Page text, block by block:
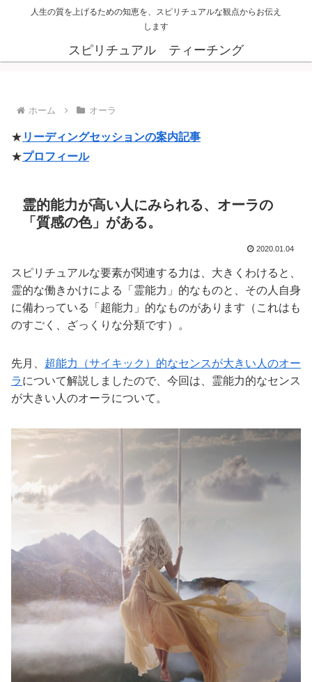
人生の質を上げるための知恵を、スピリチュアルな観点からお伝え
します
スピリチュアル ティーチング
ホーム オーラ
★ リーディングセッションの案内記事
★プロフィール
霊的能力が高い人にみられる、オーラの
「質感の色」がある。
2020.01.04
スピリチュアルな要素が関連する力は、大きくわけると、
霊的な働きかけによる「霊能力」的なものと、その人自身
に備わっている「超能力」的なものがあります（これはも
のすごく、ざっくりな分類です）。
先月、 超能力（サイキック）的なセンスが大きい人のオー
ラについて解説しましたので、今回は、霊能力的なセンス
が大きい人のオーラについて。